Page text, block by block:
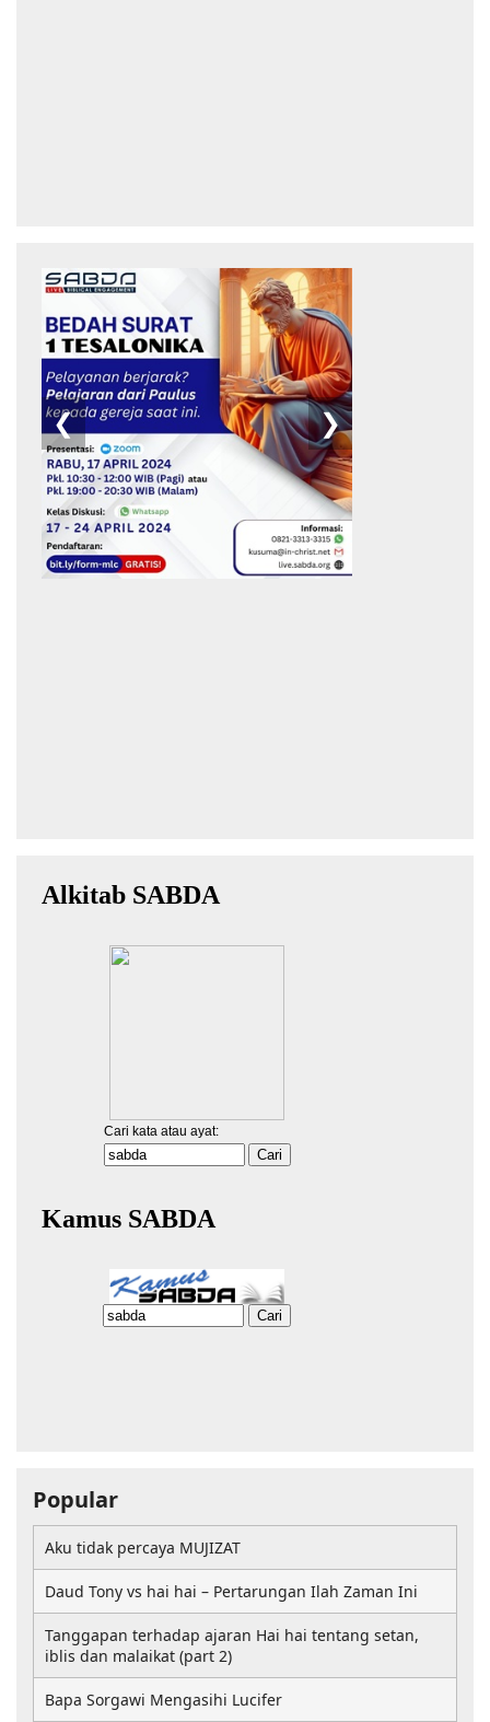
Popular
Aku tidak percaya MUJIZAT
Daud Tony vs hai hai – Pertarungan Ilah Zaman Ini
Tanggapan terhadap ajaran Hai hai tentang setan,
iblis dan malaikat (part 2)
Bapa Sorgawi Mengasihi Lucifer